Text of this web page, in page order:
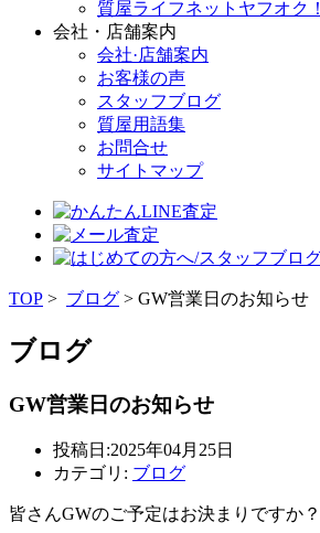
質屋ライフネットヤフオク！
会社・店舗案内
会社·店舗案内
お客様の声
スタッフブログ
質屋用語集
お問合せ
サイトマップ
TOP > ブログ > GW営業日のお知らせ
ブログ
GW営業日のお知らせ
投稿日:2025年04月25日
カテゴリ: ブログ
皆さんGWのご予定はお決まりですか？